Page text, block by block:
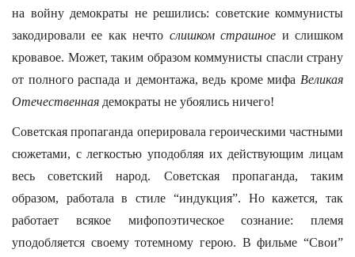
на войну демократы не решились: советские коммунисты
закодировали ее как нечто слишком страшное и слишком
кровавое. Может, таким образом коммунисты спасли страну
от полного распада и демонтажа, ведь кроме мифа Великая
Отечественная демократы не убоялись ничего!
Советская пропаганда оперировала героическими частными
сюжетами, с легкостью уподобляя их действующим лицам
весь советский народ. Советская пропаганда, таким
образом, работала в стиле “индукция”. Но кажется, так
работает всякое мифопоэтическое сознание: племя
уподобляется своему тотемному герою. В фильме “Свои”